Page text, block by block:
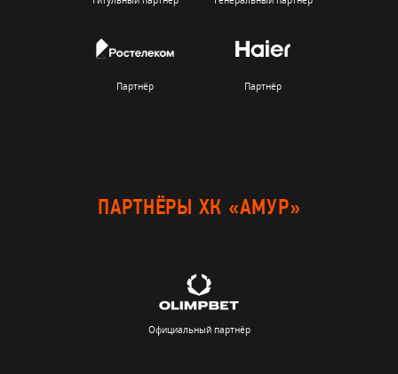
Партнёр Партнёр
ПАРТНЁРЫ ХК «АМУР»
Официальный партнёр